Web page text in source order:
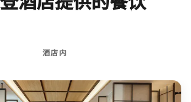
酒店内